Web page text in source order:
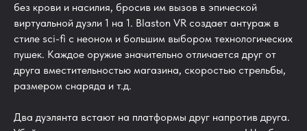
без крови и насилия, бросив им вызов в эпической
виртуальной дуэли 1 на 1. Blaston VR создает антураж в
стиле sci-fi с неоном и большим выбором технологических
пушек. Каждое оружие значительно отличается друг от
друга вместительностью магазина, скоростью стрельбы,
размером снаряда и т.д.
Два дуэлянта встают на платформы друг напротив друга.